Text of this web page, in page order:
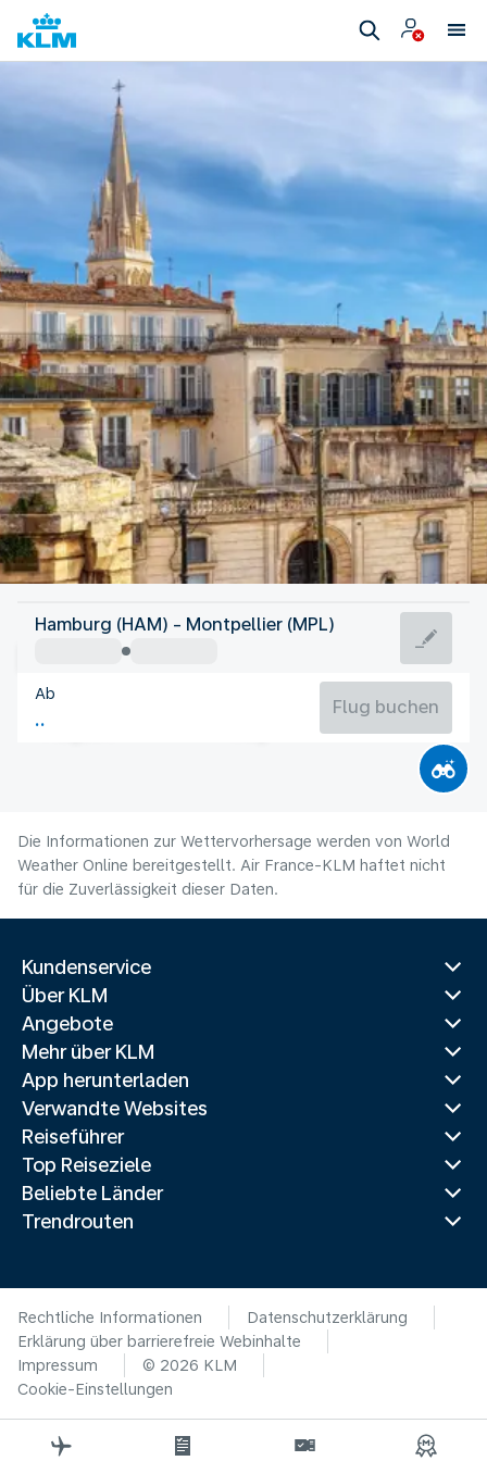
Frankreich
Montpellier
Frankreich
Flugzeit
Hamburg (HAM) - Montpellier (MPL)
Ab
Flug buchen
Die Informationen zur Wettervorhersage werden von World
Weather Online bereitgestellt. Air France-KLM haftet nicht
für die Zuverlässigkeit dieser Daten.
Kundenservice
Über KLM
Angebote
Mehr über KLM
App herunterladen
Verwandte Websites
Reiseführer
Top Reiseziele
Beliebte Länder
Trendrouten
Rechtliche Informationen
Datenschutzerklärung
Erklärung über barrierefreie Webinhalte
Impressum
© 2026 KLM
Cookie-Einstellungen